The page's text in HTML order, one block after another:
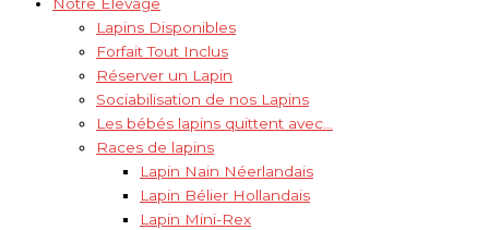
Lapins Disponibles
Forfait Tout Inclus
Réserver un Lapin
Sociabilisation de nos Lapins
Les bébés lapins quittent avec…
Races de lapins
Lapin Nain Néerlandais
Lapin Bélier Hollandais
Lapin Mini-Rex